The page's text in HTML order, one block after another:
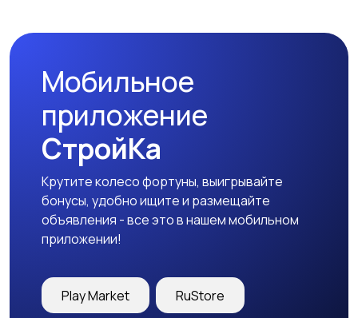
Футболки и топы Штаны и шорты
Другое
Мобильное
приложение
СтройКа
Крутите колесо фортуны, выигрывайте
бонусы, удобно ищите и размещайте
объявления - все это в нашем мобильном
приложении!
Play Market RuStore